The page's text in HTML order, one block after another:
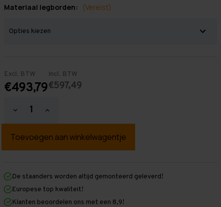
Materiaal legborden: (Vereist)
Excl. BTW
€493,79
Incl. BTW
€597,49
Hoeveelheid
verlagen
Grootvakstelling
mm
mm
x
1.200
mm
Hoeveelheid
verhogen
Grootvakstelling
mm
mm
1.200
mm
De staanders worden altijd gemonteerd geleverd!
Europese top kwaliteit!
Klanten beoordelen ons met een 8,9!